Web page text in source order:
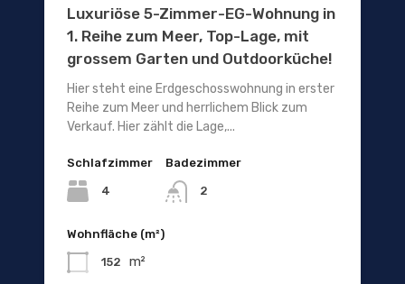
Luxuriöse 5-Zimmer-EG-Wohnung in
1. Reihe zum Meer, Top-Lage, mit
grossem Garten und Outdoorküche!
Hier steht eine Erdgeschosswohnung in erster
Reihe zum Meer und herrlichem Blick zum
Verkauf. Hier zählt die Lage,...
Schlafzimmer
4
Badezimmer
2
Wohnfläche (m²)
152 m²